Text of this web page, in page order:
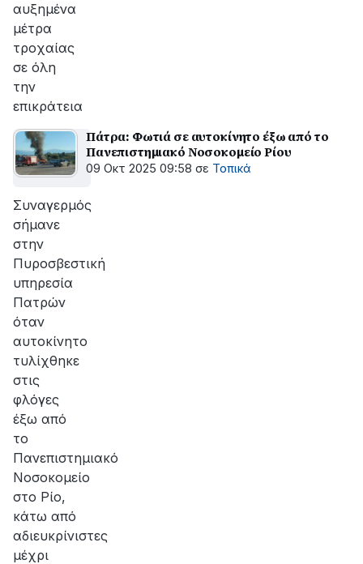
αυξημένα
μέτρα
τροχαίας
σε όλη
την
επικράτεια
Πάτρα: Φωτιά σε αυτοκίνητο έξω από το
Πανεπιστημιακό Νοσοκομείο Ρίου
09 Οκτ 2025 09:58 σε Τοπικά
Συναγερμός
σήμανε
στην
Πυροσβεστική
υπηρεσία
Πατρών
όταν
αυτοκίνητο
τυλίχθηκε
στις
φλόγες
έξω από
το
Πανεπιστημιακό
Νοσοκομείο
στο Ρίο,
κάτω από
αδιευκρίνιστες
μέχρι